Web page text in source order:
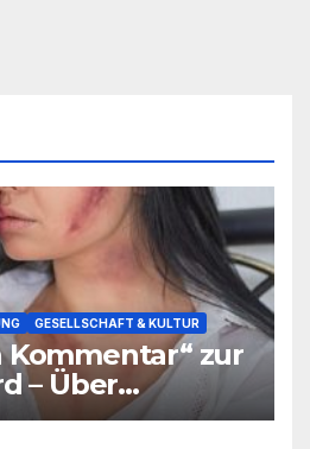
GESELLSCHAFT & KULTUR
Kommentar“ zur
– Über
aus Schulen, die